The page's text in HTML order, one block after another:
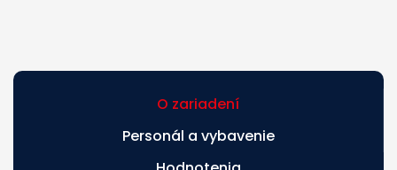
O zariadení
Personál a vybavenie